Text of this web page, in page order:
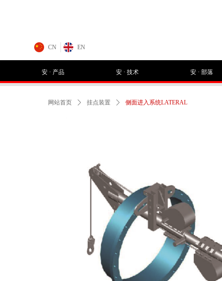
安 · 产品 安 · 技术 安 · 部落
CN EN
网站首页 ꄲ 挂点装置 ꄲ 侧面进入系统LATERAL